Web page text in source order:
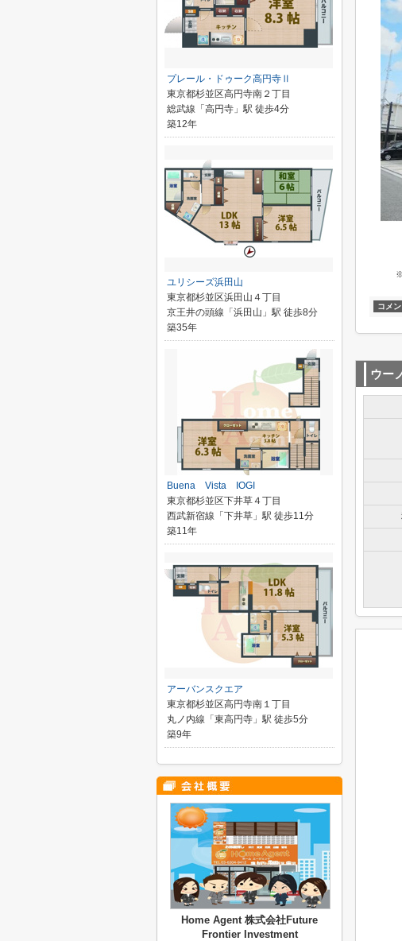
コメン
ウー
プレール・ドゥーク高円寺Ⅱ
東京都杉並区高円寺南２丁目
総武線「高円寺」駅 徒歩4分
築12年
ユリシーズ浜田山
東京都杉並区浜田山４丁目
京王井の頭線「浜田山」駅 徒歩8分
築35年
Buena Vista IOGI
東京都杉並区下井草４丁目
西武新宿線「下井草」駅 徒歩11分
築11年
アーバンスクエア
東京都杉並区高円寺南１丁目
丸ノ内線「東高円寺」駅 徒歩5分
築9年
Home Agent 株式会社Future
Frontier Investment